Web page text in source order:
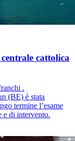
cattolica
.
(BE) è stata
termine l’esame
e di intervento.